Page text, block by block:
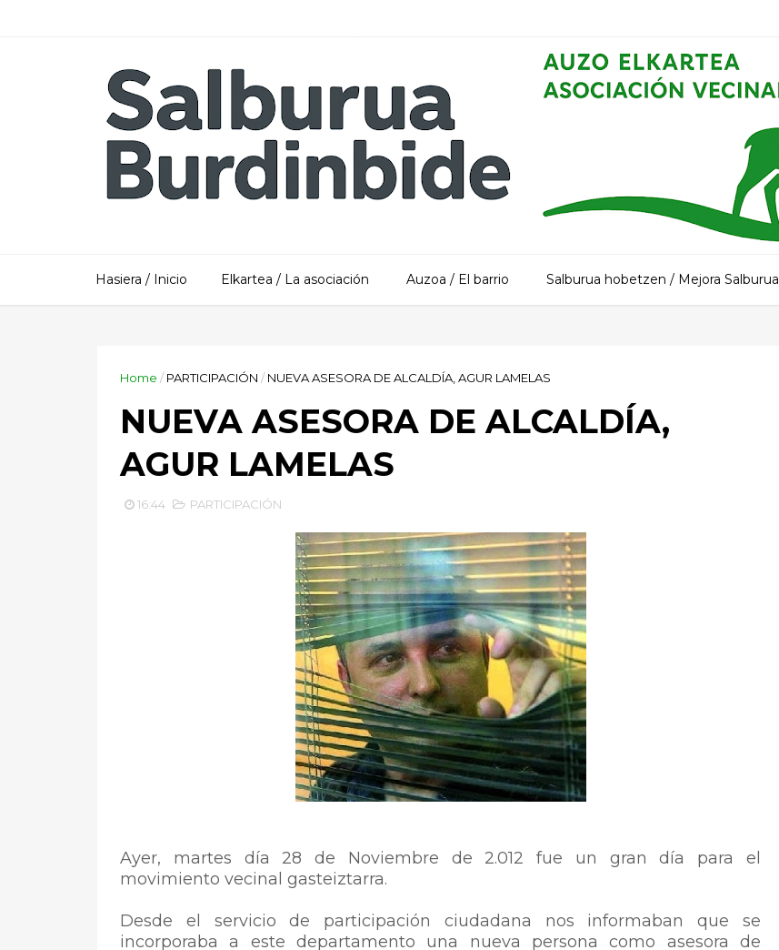
Hasiera / Inicio Elkartea / La asociación Auzoa / El barrio Salburua hobetzen / Mejora Salburua
Home / PARTICIPACIÓN / NUEVA ASESORA DE ALCALDÍA, AGUR LAMELAS
NUEVA ASESORA DE ALCALDÍA,
AGUR LAMELAS
16:44 PARTICIPACIÓN
Ayer, martes día 28 de Noviembre de 2.012 fue un gran día para el
movimiento vecinal gasteiztarra.
Desde el servicio de participación ciudadana nos informaban que se
incorporaba a este departamento una nueva persona como asesora de